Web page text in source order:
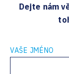
Dejte nám
VAŠE JMÉNO